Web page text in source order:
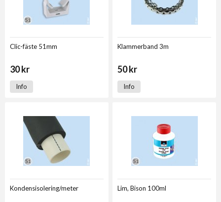
Clic-fäste 51mm
30 kr
Info
Klammerband 3m
50 kr
Info
Kondensisolering/meter Lim, Bison 100ml